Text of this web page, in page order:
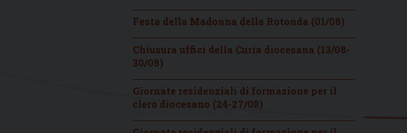
Festa della Madonna della Rotonda (01/08)
Chiusura uffici della Curia diocesana (13/08-
30/08)
Giornate residenziali di formazione per il
clero diocesano (24-27/08)